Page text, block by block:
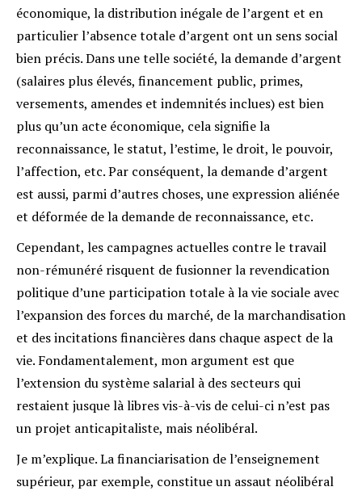
économique, la distribution inégale de l’argent et en
particulier l’absence totale d’argent ont un sens social
bien précis. Dans une telle société, la demande d’argent
(salaires plus élevés, financement public, primes,
versements, amendes et indemnités inclues) est bien
plus qu’un acte économique, cela signifie la
reconnaissance, le statut, l’estime, le droit, le pouvoir,
l’affection, etc. Par conséquent, la demande d’argent
est aussi, parmi d’autres choses, une expression aliénée
et déformée de la demande de reconnaissance, etc.
Cependant, les campagnes actuelles contre le travail
non-rémunéré risquent de fusionner la revendication
politique d’une participation totale à la vie sociale avec
l’expansion des forces du marché, de la marchandisation
et des incitations financières dans chaque aspect de la
vie. Fondamentalement, mon argument est que
l’extension du système salarial à des secteurs qui
restaient jusque là libres vis-à-vis de celui-ci n’est pas
un projet anticapitaliste, mais néolibéral.
Je m’explique. La financiarisation de l’enseignement
supérieur, par exemple, constitue un assaut néolibéral